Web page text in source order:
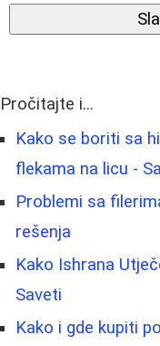
Pročitajte i...
Kako se boriti sa
flekama na licu -
Problemi sa
rešenja
Kako Ishrana
Saveti
Kako i gde kupiti